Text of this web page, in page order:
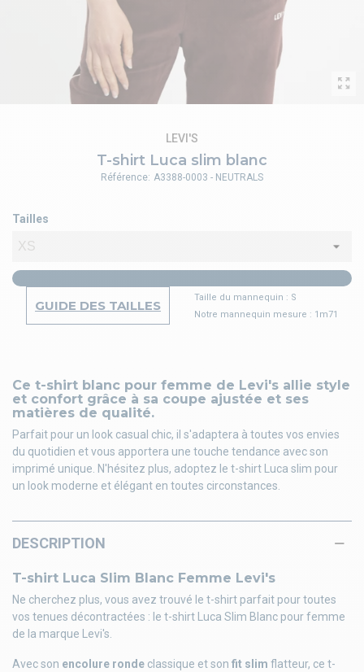
T-shirt Luca slim blanc
LEVI'S
Ce t-shirt blanc pour femme de Levi's allie style
et confort grâce à sa coupe ajustée et ses
matières de qualité.
Parfait pour un look casual chic, il s'adaptera à toutes vos envies
du quotidien et vous apportera une touche tendance avec son
imprimé unique. N'hésitez plus, adoptez le t-shirt Luca slim pour
un look moderne et élégant en toutes circonstances.
Tailles
GUIDE DES TAILLES
Taille du mannequin : S
Notre mannequin mesure : 1m71
Référence: A3388-0003 - NEUTRALS
DESCRIPTION
T-shirt Luca Slim Blanc Femme Levi's
Ne cherchez plus, vous avez trouvé le t-shirt parfait pour toutes
vos tenues décontractées : le t-shirt Luca Slim Blanc pour femme
de la marque Levi's.
Avec son encolure ronde classique et son fit slim flatteur, ce t-